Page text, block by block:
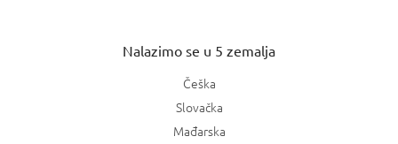
Nalazimo se u 5 zemalja
Češka
Slovačka
Mađarska